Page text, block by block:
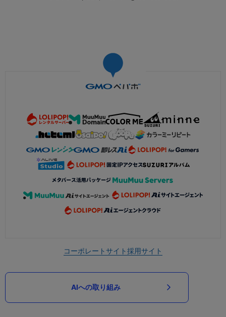
コーポレートサイト採用サイト
AIへの取り組み